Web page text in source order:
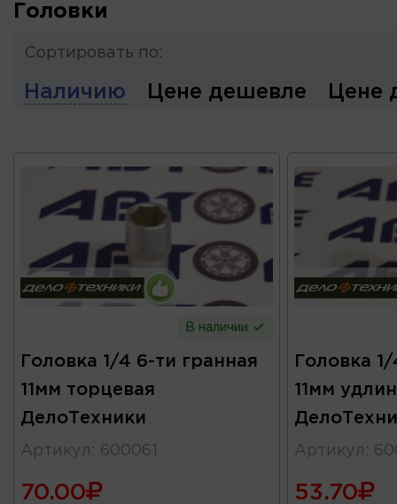
Головки
Сортировать по:
Наличию Цене дешевле Цене
В наличии
Головка 1/4 6-ти гранная
11мм торцевая
ДелоТехники
Артикул : 600061
70.00
Головка
11мм
Артикул :
53.70